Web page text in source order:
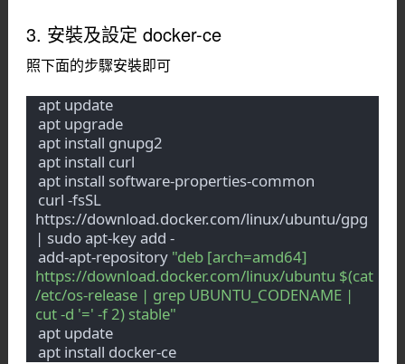
3. 安裝及設定 docker-ce
照下面的步驟安裝即可
apt update
apt upgrade
apt install gnupg2
apt install curl
apt install software-properties-common
curl -fsSL
https://download.docker.com/linux/ubuntu/gpg
| sudo apt-key add -
add-apt-repository "deb [arch=amd64]
https://download.docker.com/linux/ubuntu $(cat
/etc/os-release | grep UBUNTU_CODENAME |
cut -d '=' -f 2) stable"
apt update
apt install docker-ce